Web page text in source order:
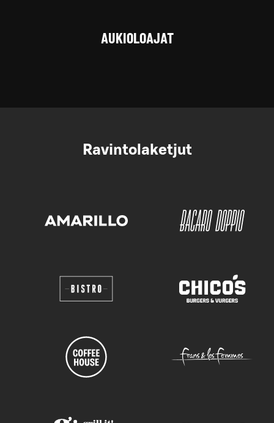
AUKIOLOAJAT
Ravintolaketjut